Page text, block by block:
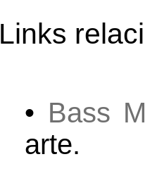
Links
• Bass
arte.